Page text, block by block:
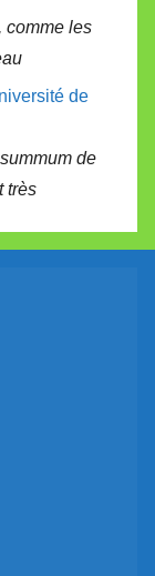
comme les
de
de
très